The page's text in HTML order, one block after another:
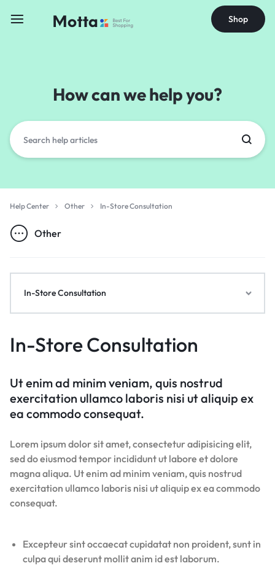
Shop
How can we help you?
Help Center Other In-Store Consultation
Other
In-Store Consultation
Ut enim ad minim veniam, quis nostrud
exercitation ullamco laboris nisi ut aliquip ex
ea commodo consequat.
Lorem ipsum dolor sit amet, consectetur adipisicing elit,
sed do eiusmod tempor incididunt ut labore et dolore
magna aliqua. Ut enim ad minim veniam, quis nostrud
exercitation ullamco laboris nisi ut aliquip ex ea commodo
consequat.
Excepteur sint occaecat cupidatat non proident, sunt in
culpa qui deserunt mollit anim id est laborum.
In-Store Consultation